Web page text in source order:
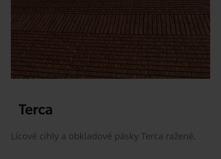
Lícové cihly a obkladové pásky Terca ražené.